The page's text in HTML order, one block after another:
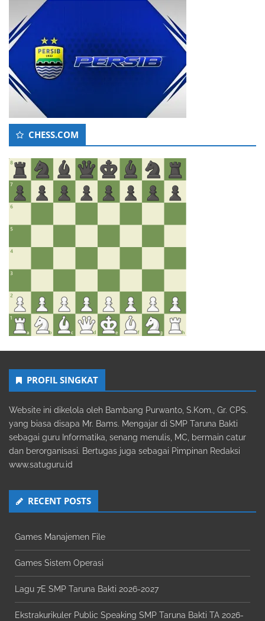
CHESS.COM
PROFIL SINGKAT
Website ini dikelola oleh Bambang Purwanto, S.Kom., Gr. CPS.
yang biasa disapa Mr. Bams. Mengajar di SMP Taruna Bakti
sebagai guru Informatika, senang menulis, MC, bermain catur
dan berorganisasi. Bertugas juga sebagai Pimpinan Redaksi
www.satuguru.id
RECENT POSTS
Games Manajemen File
Games Sistem Operasi
Lagu 7E SMP Taruna Bakti 2026-2027
Ekstrakurikuler Public Speaking SMP Taruna Bakti TA 2026-